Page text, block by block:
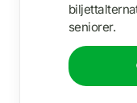
seniorer.